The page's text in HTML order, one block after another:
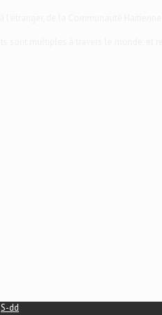
S-dd